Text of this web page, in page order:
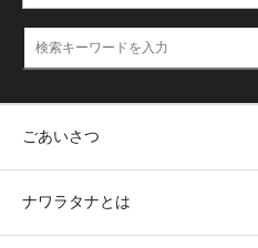
ごあいさつ
ナワラタナとは